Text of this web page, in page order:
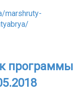
marshruty-
программы